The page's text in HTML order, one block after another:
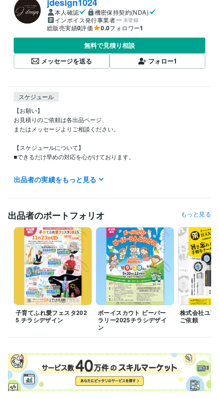
本人確認
機密保持契約(NDA)
インボイス発行事業者
未登録
総販売実績0評価 0.0フォロワー1
無料で見積り相談
メッセージを送る
フォロー1
スケジュール
【お願い】
お見積りのご依頼は各出品ページ、
またはメッセージよりご相談ください。
【スケジュールについて】
■できるだけ早めの対応を心がけております。
■ご依頼内容により初稿のご提出が前後しますが、
概ねご依頼後３日前後で制作・ご提出しております。
ご購入前に予めご相談ください。
経験職種
デザイナー / グラフィックデザイナー 経験年数 : 10年
デザイナー / 企画書・資料デザイナー 経験年数 : 3年
出品者の実績をもっと見る
出品者のポートフォリオ もっと見る
子育てふれ愛フェスタ202
5 チラシデザイン
ボーイスカウト ビーバー
ラリー2025チラシデザイ
ン
株式会社ユア
ご依頼